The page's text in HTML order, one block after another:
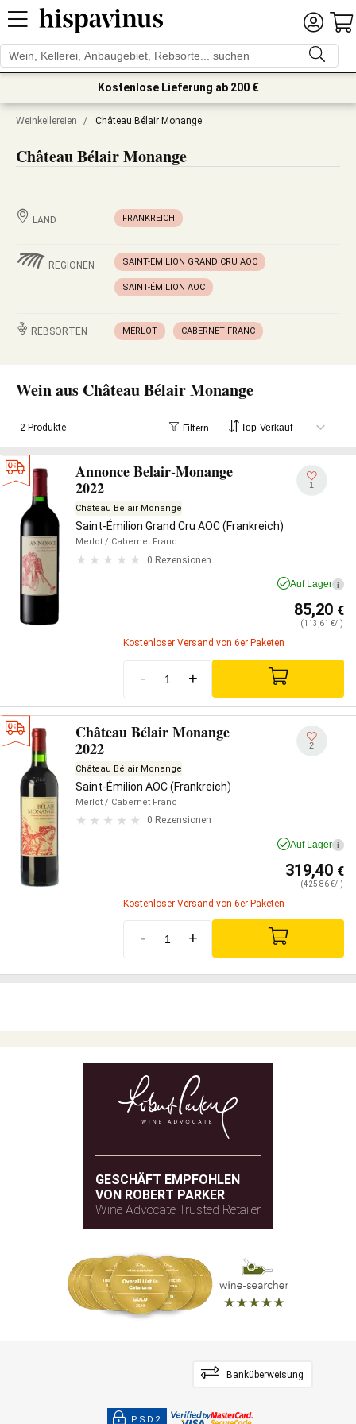
Kostenlose Lieferung ab 200 €
Weinkellereien / Château Bélair Monange
Château Bélair Monange
LAND FRANKREICH
REGIONEN SAINT-ÉMILION GRAND CRU AOC
SAINT-ÉMILION AOC
REBSORTEN MERLOT CABERNET FRANC
Wein aus Château Bélair Monange
2 Produkte Filtern
Annonce Belair-Monange
2022
Château Bélair Monange
Saint-Émilion Grand Cru AOC (Frankreich)
Merlot / Cabernet Franc
0 Rezensionen
1
Auf Lager i
85,20 €
(113,61 €/l)
Kostenloser Versand von 6er Paketen
- +
Château Bélair Monange
2022
Château Bélair Monange
Saint-Émilion AOC (Frankreich)
Merlot / Cabernet Franc
0 Rezensionen
2
Auf Lager i
319,40 €
(425,86 €/l)
Kostenloser Versand von 6er Paketen
- +
GESCHÄFT EMPFOHLEN
VON ROBERT PARKER
Wine Advocate Trusted Retailer
Banküberweisung
PSD2